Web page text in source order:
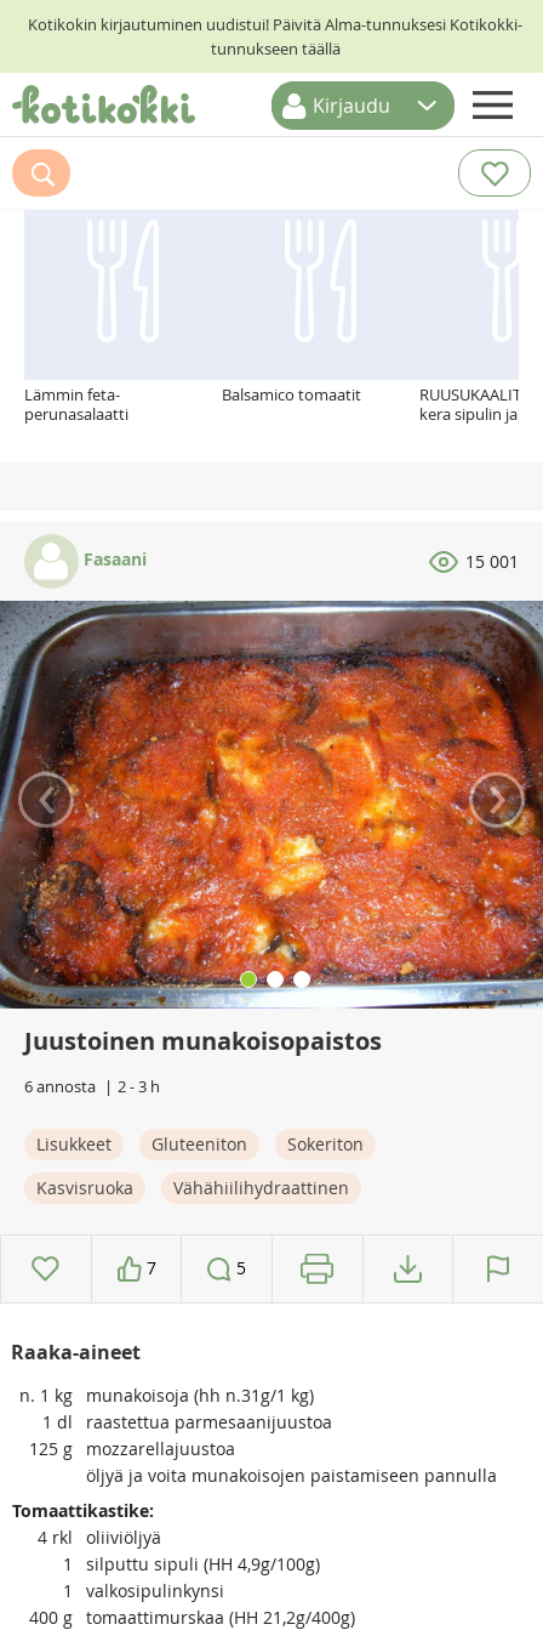
Kotikokin kirjautuminen uudistui! Päivitä Alma-tunnuksesi Kotikokki-
tunnukseen täällä
ETUSIVU
RESEPTIHAKU
Kirjaudu
Suosittelemme myös
Lämmin feta-
perunasalaatti
Balsamico tomaatit
RUUSUKAALIT
kera sipulin ja
Fasaani 15 001
‹ ›
Juustoinen munakoisopaistos
6 annosta 2 - 3 h
Lisukkeet Gluteeniton
Sokeriton
Kasvisruoka
Vähähiilihydraattinen
7 5
Raaka-aineet
n. 1 kg
munakoisoja (hh n.31g/1 kg)
1 dl
raastettua parmesaanijuustoa
125 g
mozzarellajuustoa
öljyä ja voita munakoisojen paistamiseen pannulla
Tomaattikastike:
4 rkl
oliiviöljyä
1
silputtu sipuli (HH 4,9g/100g)
1
valkosipulinkynsi
400 g tomaattimurskaa (HH 21,2g/400g)